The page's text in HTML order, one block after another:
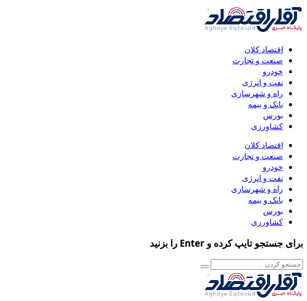
اقتصاد کلان
صنعت و تجارت
خودرو
نفت و انرژی
راه و شهرسازی
بانک و بیمه
بورس
کشاورزی
اقتصاد کلان
صنعت و تجارت
خودرو
نفت و انرژی
راه و شهرسازی
بانک و بیمه
بورس
کشاورزی
برای جستجو تایپ کرده و Enter را بزنید